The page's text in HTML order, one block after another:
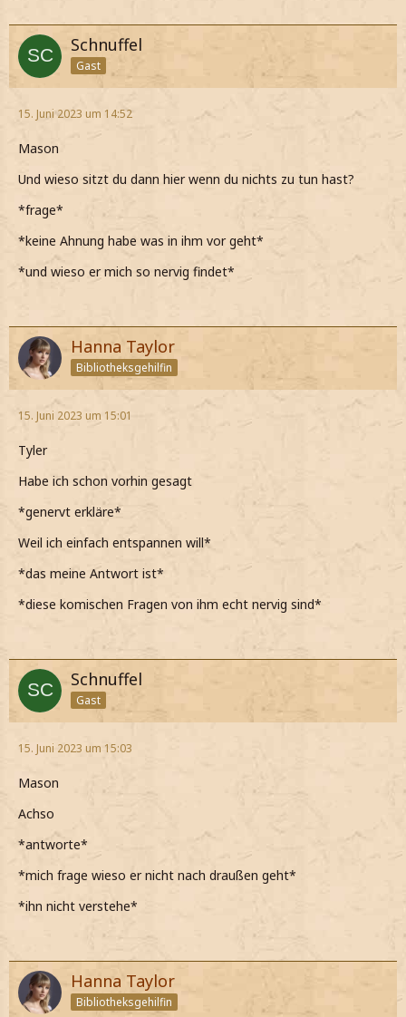
Schnuffel
Gast
15. Juni 2023 um 14:52
Mason
Und wieso sitzt du dann hier wenn du nichts zu tun hast?
*frage*
*keine Ahnung habe was in ihm vor geht*
*und wieso er mich so nervig findet*
Hanna Taylor
Bibliotheksgehilfin
15. Juni 2023 um 15:01
Tyler
Habe ich schon vorhin gesagt
*genervt erkläre*
Weil ich einfach entspannen will*
*das meine Antwort ist*
*diese komischen Fragen von ihm echt nervig sind*
Schnuffel
Gast
15. Juni 2023 um 15:03
Mason
Achso
*antworte*
*mich frage wieso er nicht nach draußen geht*
*ihn nicht verstehe*
Hanna Taylor
Bibliotheksgehilfin